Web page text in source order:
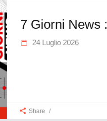
7 Giorni News
24 Luglio 2026
Share